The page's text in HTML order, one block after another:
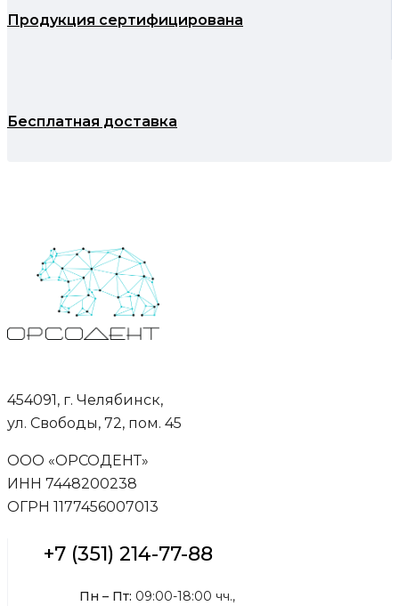
Продукция сертифицирована
Бесплатная доставка
454091, г. Челябинск,
ул. Свободы, 72, пом. 45
ООО «ОРСОДЕНТ»
ИНН 7448200238
ОГРН 1177456007013
+7 (351) 214-77-88
Пн – Пт: 09:00-18:00 чч.,